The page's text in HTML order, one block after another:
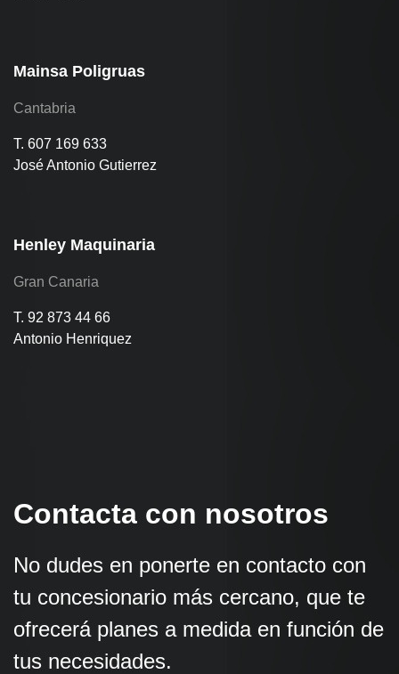
Mainsa Poligruas
Cantabria
T. 607 169 633
José Antonio Gutierrez
Henley Maquinaria
Gran Canaria
T. 92 873 44 66
Antonio Henriquez
Contacta con nosotros
No dudes en ponerte en contacto con
tu concesionario más cercano, que te
ofrecerá planes a medida en función de
tus necesidades.